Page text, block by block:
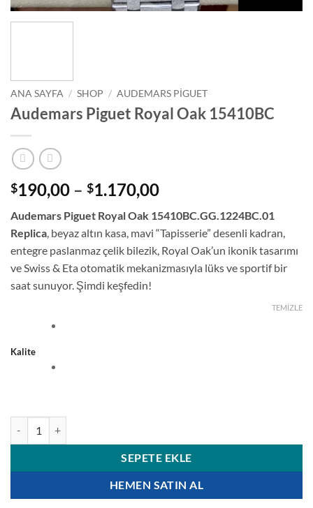
ANA SAYFA / SHOP / AUDEMARS PIGUET
Audemars Piguet Royal Oak 15410BC
$190,00 – $1.170,00Fiyat
$190,00
-
$1.170,00
Audemars Piguet Royal Oak 15410BC.GG.1224BC.01
Replica, beyaz altın kasa, mavi “Tapisserie” desenli kadran,
entegre paslanmaz çelik bilezik, Royal Oak’un ikonik tasarımı
ve Swiss & Eta otomatik mekanizmasıyla lüks ve sportif bir
saat sunuyor. Şimdi keşfedin!
Kalite
TEMIZLE
SEPETE EKLE
HEMEN SATIN AL